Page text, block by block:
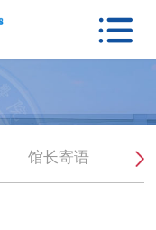

馆长寄语